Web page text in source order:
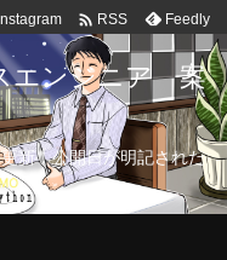
 RSS Feedly
エンジニア 案
新！公開日が明記された